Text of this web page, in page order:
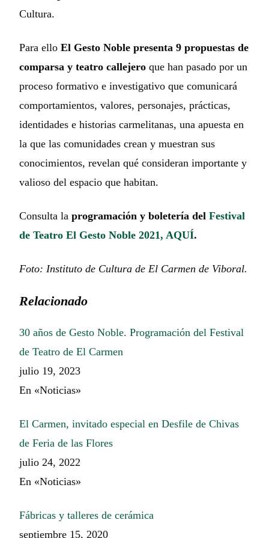
Cultura.
Para ello El Gesto Noble presenta 9 propuestas de
comparsa y teatro callejero que han pasado por un
proceso formativo e investigativo que comunicará
comportamientos, valores, personajes, prácticas,
identidades e historias carmelitanas, una apuesta en
la que las comunidades crean y muestran sus
conocimientos, revelan qué consideran importante y
valioso del espacio que habitan.
Consulta la programación y boletería del Festival
de Teatro El Gesto Noble 2021, AQUÍ.
Foto: Instituto de Cultura de El Carmen de Viboral.
Relacionado
30 años de Gesto Noble. Programación del Festival
de Teatro de El Carmen
julio 19, 2023
En «Noticias»
El Carmen, invitado especial en Desfile de Chivas
de Feria de las Flores
julio 24, 2022
En «Noticias»
Fábricas y talleres de cerámica
septiembre 15, 2020